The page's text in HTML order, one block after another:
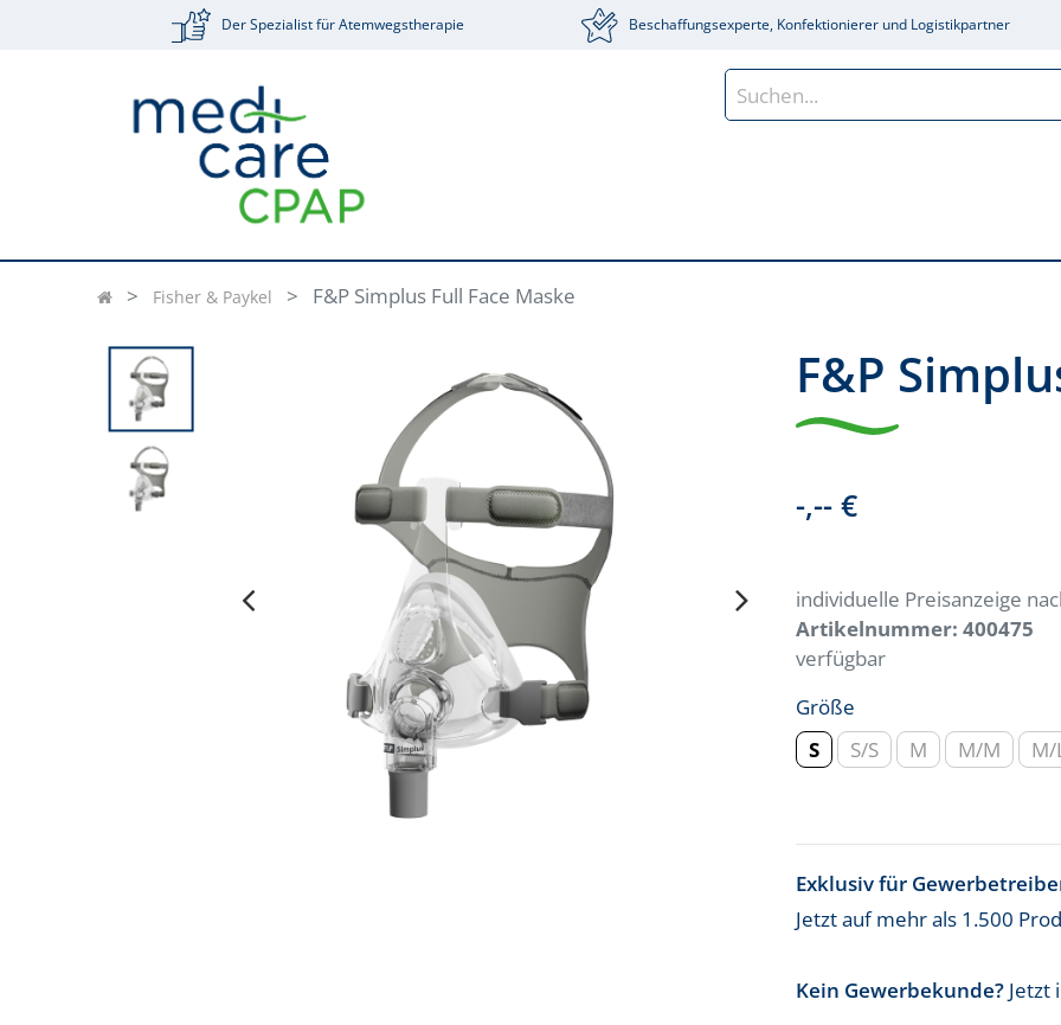
Der Spezialist für Atemwegstherapie Beschaffungsexperte, Konfektionierer und Logistikpartner
Fisher & Paykel F&P Simplus Full Face Maske
F&P
-,-- €
individuelle Preisanzeige
Artikelnummer: 400475
verfügbar
Größe
S
S/S M M/M M/
Exklusiv für
Jetzt auf mehr als 1.500
Kein Gewerbekunde? Jetzt